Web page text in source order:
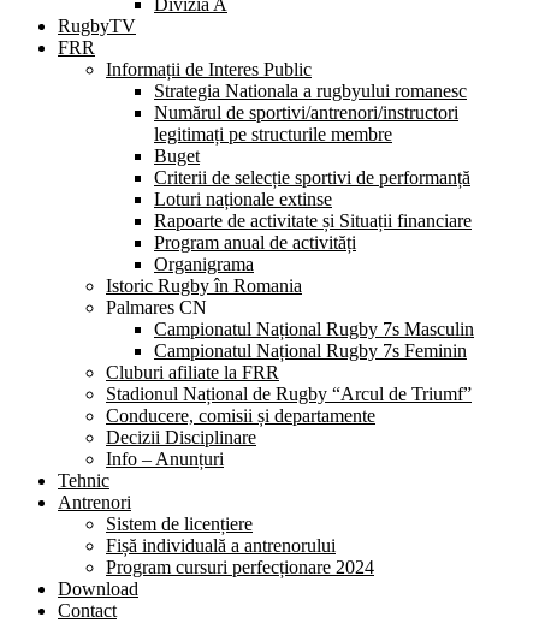
Divizia A
RugbyTV
FRR
Informații de Interes Public
Strategia Nationala a rugbyului romanesc
Numărul de sportivi/antrenori/instructori
legitimați pe structurile membre
Buget
Criterii de selecție sportivi de performanță
Loturi naționale extinse
Rapoarte de activitate și Situații financiare
Program anual de activități
Organigrama
Istoric Rugby în Romania
Palmares CN
Campionatul Național Rugby 7s Masculin
Campionatul Național Rugby 7s Feminin
Cluburi afiliate la FRR
Stadionul Național de Rugby “Arcul de Triumf”
Conducere, comisii și departamente
Decizii Disciplinare
Info – Anunțuri
Tehnic
Antrenori
Sistem de licențiere
Fișă individuală a antrenorului
Program cursuri perfecționare 2024
Download
Contact